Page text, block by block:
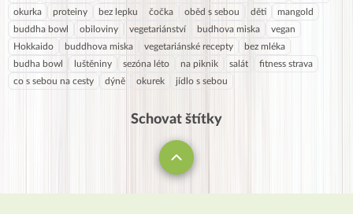
okurka
proteiny bez lepku čočka oběd s sebou děti
mangold
buddha bowl
obiloviny vegetariánství budhova miska
vegan
Hokkaido
buddhova miska vegetariánské recepty
bez mléka
budha bowl
luštěniny sezóna léto na piknik salát
fitness strava
co s sebou na cesty
dýně okurek jídlo s sebou
Schovat štítky